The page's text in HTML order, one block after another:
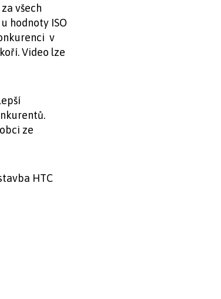
všech
hodnoty ISO
v
Video lze
ze
HTC